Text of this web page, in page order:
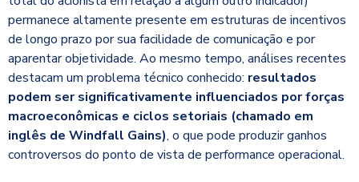
permanece altamente presente em estruturas de incentivos
de longo prazo por sua facilidade de comunicação e por
aparentar objetividade. Ao mesmo tempo, análises recentes
destacam um problema técnico conhecido: resultados
podem ser significativamente influenciados por forças
macroeconômicas e ciclos setoriais (chamado em
inglês de Windfall Gains), o que pode produzir ganhos
controversos do ponto de vista de performance operacional.